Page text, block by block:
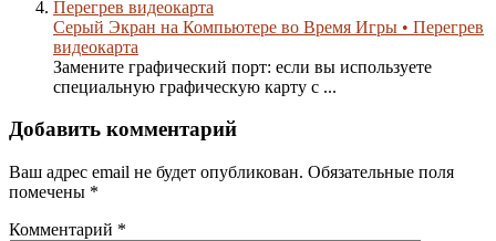
Серый Экран на Компьютере во Время Игры • Перегрев
видеокарта
Замените графический порт: если вы используете
специальную графическую карту с ...
Добавить комментарий
Ваш адрес email не будет опубликован. Обязательные поля
помечены *
Комментарий *